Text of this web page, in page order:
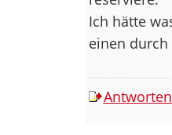
Ich hätte
einen
Antworten